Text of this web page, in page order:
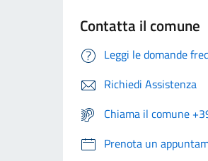
Contatta il comune
Leggi le domande
Richiedi Assistenza
Chiama il comune
Prenota un